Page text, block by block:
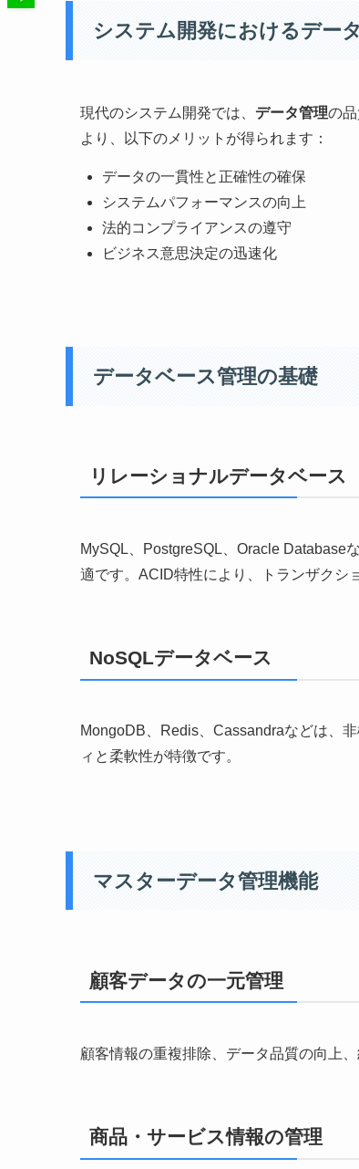
システム開発におけるデー
現代のシステム開発では、 データ管理の
より、以下のメリットが得られます：
データの一貫性と正確性の確保
システムパフォーマンスの向上
法的コンプライアンスの遵守
ビジネス意思決定の迅速化
データベース管理の基礎
リレーショナルデータベース
MySQL、PostgreSQL、Oracle Database
適です。ACID特性により、トランザクシ
NoSQLデータベース
MongoDB、Redis、Cassandraなどは、
ィと柔軟性が特徴です。
マスターデータ管理機能
顧客データの一元管理
顧客情報の重複排除、データ品質の向上
商品・サービス情報の管理